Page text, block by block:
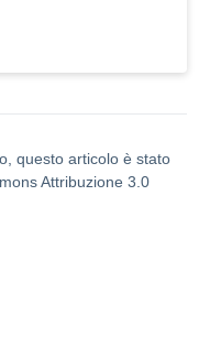
questo articolo è stato
Attribuzione 3.0